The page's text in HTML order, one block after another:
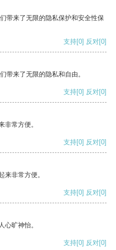
带来了无限的隐私保护和安全性保
支持[0] 反对[0]
带来了无限的隐私和自由。
支持[0] 反对[0]
非常方便。
支持[0] 反对[0]
来非常方便。
支持[0] 反对[0]
心旷神怡。
支持[0] 反对[0]